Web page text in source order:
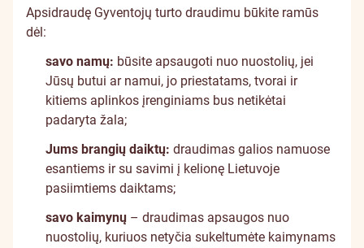
Apsidraudę Gyventojų turto draudimu būkite ramūs
dėl:
savo namų: būsite apsaugoti nuo nuostolių, jei
Jūsų butui ar namui, jo priestatams, tvorai ir
kitiems aplinkos įrenginiams bus netikėtai
padaryta žala;
Jums brangių daiktų: draudimas galios namuose
esantiems ir su savimi į kelionę Lietuvoje
pasiimtiems daiktams;
savo kaimynų – draudimas apsaugos nuo
nuostolių, kuriuos netyčia sukeltumėte kaimynams